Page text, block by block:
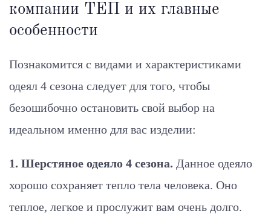
компании ТЕП и их главные
особенности
Познакомится с видами и характеристиками
одеял 4 сезона следует для того, чтобы
безошибочно остановить свой выбор на
идеальном именно для вас изделии:
1. Шерстяное одеяло 4 сезона. Данное одеяло
хорошо сохраняет тепло тела человека. Оно
теплое, легкое и прослужит вам очень долго.